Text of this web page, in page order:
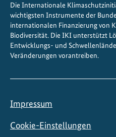
Die Internationale
wichtigsten Instrumente der
internationalen Finanzierung von
Biodiversität. Die IKI unterstützt
Entwicklungs- und
Veränderungen vorantreiben.
Impressum
Cookie-Einstellungen